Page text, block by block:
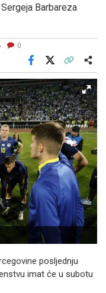
Barbareza
0
Facebook
posljednju
imat će u subotu